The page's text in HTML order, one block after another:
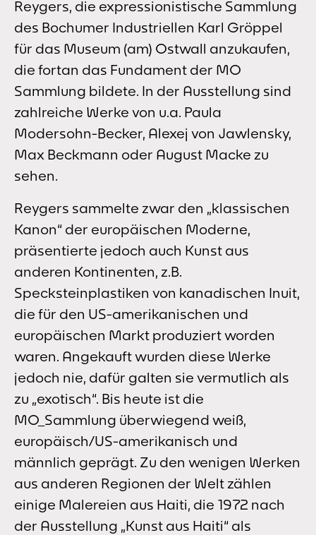
Reygers, die expressionistische Sammlung
des Bochumer Industriellen Karl Gröppel
für das Museum (am) Ostwall anzukaufen,
die fortan das Fundament der MO
Sammlung bildete. In der Ausstellung sind
zahlreiche Werke von u.a. Paula
Modersohn-Becker, Alexej von Jawlensky,
Max Beckmann oder August Macke zu
sehen.
Reygers sammelte zwar den „klassischen
Kanon“ der europäischen Moderne,
präsentierte jedoch auch Kunst aus
anderen Kontinenten, z.B.
Specksteinplastiken von kanadischen Inuit,
die für den US-amerikanischen und
europäischen Markt produziert worden
waren. Angekauft wurden diese Werke
jedoch nie, dafür galten sie vermutlich als
zu „exotisch“. Bis heute ist die
MO_Sammlung überwiegend weiß,
europäisch/US-amerikanisch und
männlich geprägt. Zu den wenigen Werken
aus anderen Regionen der Welt zählen
einige Malereien aus Haiti, die 1972 nach
der Ausstellung „Kunst aus Haiti“ als